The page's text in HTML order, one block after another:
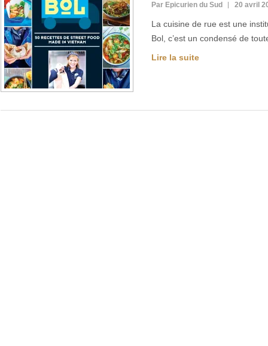
Par Epicurien du Sud 20 avril
La cuisine de rue est une
Bol, c’est un condensé de
Lire la suite